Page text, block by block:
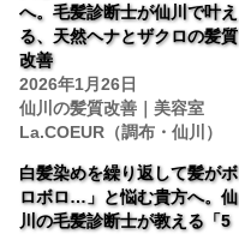
へ。毛髪診断士が仙川で叶え
る、天然ヘナとザクロの髪質
改善
2026年1月26日
仙川の髪質改善｜美容室
La.COEUR（調布・仙川）
白髪染めを繰り返して髪がボ
ロボロ…」と悩む貴方へ。仙
川の毛髪診断士が教える「5